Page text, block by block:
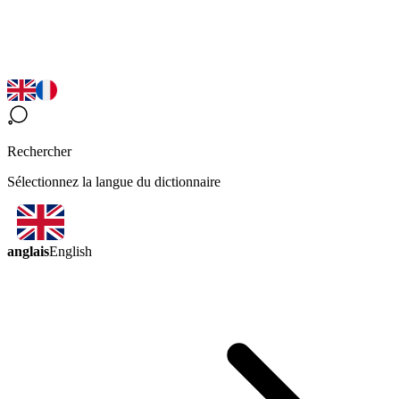
Rechercher
Sélectionnez la langue du dictionnaire
anglaisEnglish